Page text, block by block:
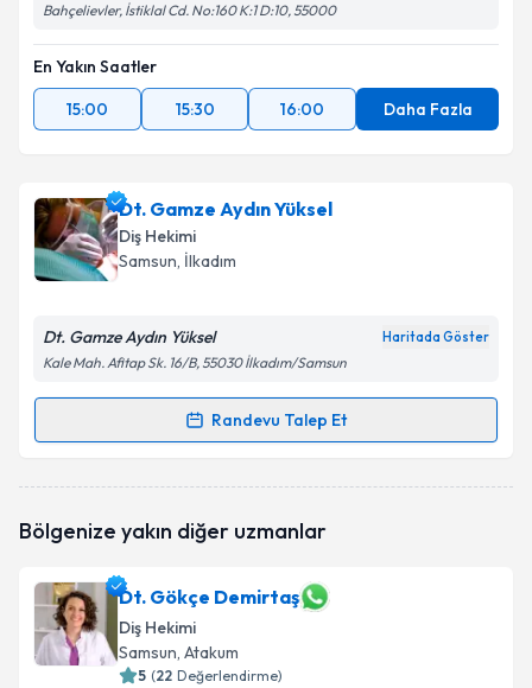
Bahçelievler, İstiklal Cd. No:160 K:1 D:10, 55000
En Yakın Saatler
15:00
15:30 16:00 Daha Fazla
Dt. Gamze Aydın Yüksel
Diş Hekimi
Samsun, İlkadım
Dt. Gamze Aydın Yüksel Haritada Göster
Kale Mah. Afitap Sk. 16/B, 55030 İlkadım/Samsun
Randevu Talep Et
Randevu Takvimi Talebi
oluşturun. Size bu uzmandan randevu almanız için bir
E-posta Adresiniz
Bölgenize yakın diğer uzmanlar
Dt. Gökçe Demirtaş
Diş Hekimi
Samsun, Atakum
5 (22 Değerlendirme)